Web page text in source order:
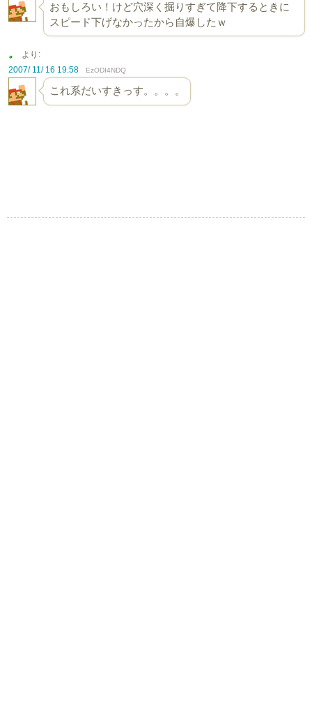
おもしろい！けど穴深く掘りすぎて降下するときに
スピード下げなかったから自爆したｗ
。
より:
2007/ 11/ 16 19:58
EzODI4NDQ
これ系だいすきっす。。。。